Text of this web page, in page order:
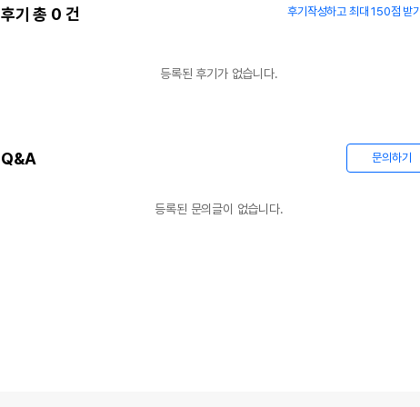
후기 총 0 건 후기작성하고 최대 150점 받기
등록된 후기가 없습니다.
Q&A 문의하기
등록된 문의글이 없습니다.